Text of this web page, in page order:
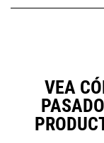
VEA